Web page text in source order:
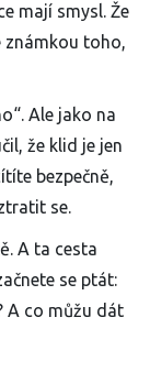
mají smysl. Že
známkou toho,
Ale jako na
že klid je jen
bezpečně,
se.
A ta cesta
se ptát:
A co můžu dát